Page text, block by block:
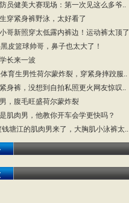
员健美大赛现场：第一次见这么多爷..
穿紧身裤野泳，太好看了
哥新照穿太低露内裤边！运动裤太顶了
皮篮球帅哥，鼻子也太大了！
长来一波
育生男性荷尔蒙炸裂，穿紧身摔跤服..
身裤，没想到自拍私照更火网友惊叹..
，腹毛旺盛荷尔蒙炸裂
肌肉男，他教你开车会学更快吗？
塘江的肌肉男来了，大胸肌小泳裤太..